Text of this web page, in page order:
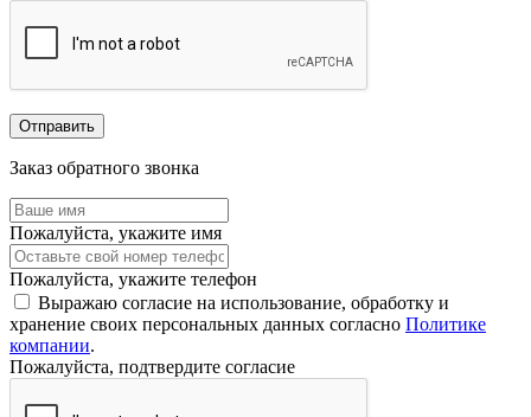
Отправить
Заказ обратного звонка
Пожалуйста, укажите имя
Пожалуйста, укажите телефон
Выражаю согласие на использование, обработку и
хранение своих персональных данных согласно Политике
компании.
Пожалуйста, подтвердите согласие